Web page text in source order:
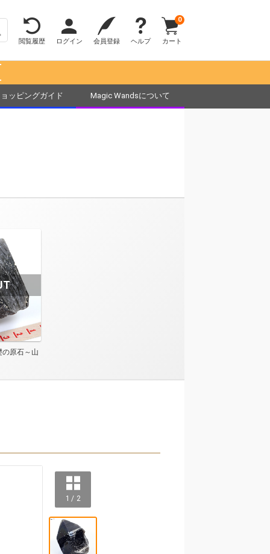
閲覧履歴 ログイン 会員登録 ヘルプ カート
0
ッピングガイド Magic Wandsについて
の原石～山
1 / 2